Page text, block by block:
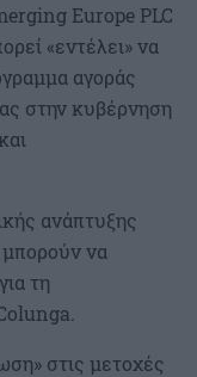
Europe PLC
«εντέλει» να
αγοράς
στην κυβέρνηση
ανάπτυξης
μπορούν να
τη
στις μετοχές